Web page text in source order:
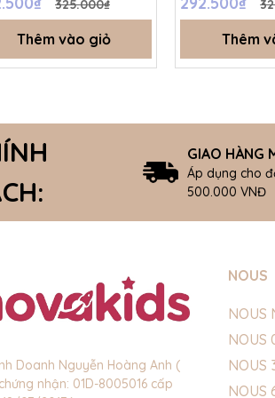
325.000₫
Thêm vào giỏ
SS26.T8A
Thêm
GIAO HÀNG
Áp dụng cho
500.000 VNĐ
Doanh Nguyễn Hoàng Anh (
nhận: 01D-8005016 cấp
NOUS
NOUS
NOUS
NOUS
NOUS